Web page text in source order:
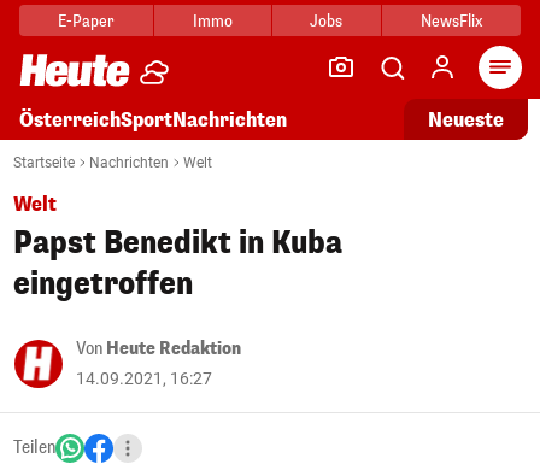
E-Paper Immo Jobs NewsFlix
ÖsterreichSportNachrichten Neueste
Startseite Nachrichten Welt
Welt
Papst Benedikt in Kuba
eingetroffen
Von Heute Redaktion
14.09.2021, 16:27
Teilen